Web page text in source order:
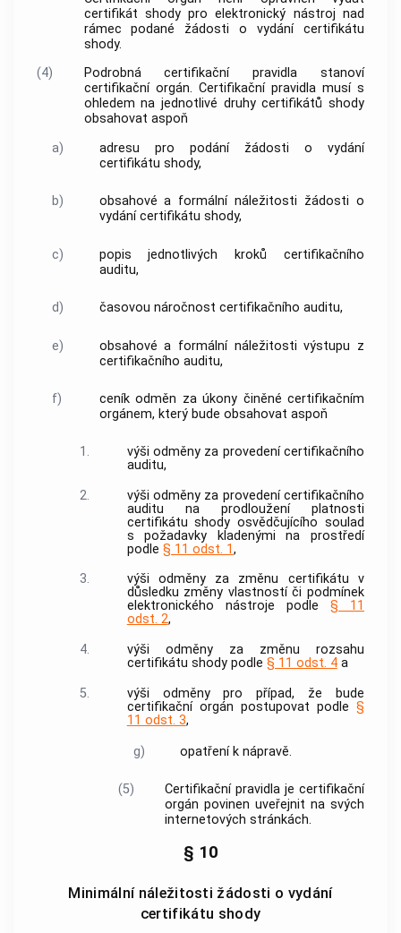
certifikát shody proelektronický nástroj nad
rámec podané žádosti o vydání certifikátu
shody.
(4)
Podrobnácertifikační pravidla stanoví
certifikační orgán. Certifikační pravidlamusí s
ohledem na jednotlivé druhy certifikátů shody
obsahovat aspoň
a)
adresu pro podání žádosti o vydání
certifikátu shody,
b)
obsahové a formální náležitosti žádosti o
vydání certifikátu shody,
c) popis jednotlivých kroků certifikačního
auditu,
d) časovou náročnost certifikačního auditu,
e)
obsahové a formální náležitosti výstupu z
certifikačního auditu,
f)
ceník odměn za úkony činěné certifikačním
orgánem, který bude obsahovat aspoň
1. výši odměny za provedenícertifikačního
auditu,
2.
výši odměny za provedenícertifikačního
auditu na prodloužení platnosti
certifikátu shody osvědčujícího soulad
s požadavky kladenými na prostředí
podle § 11 odst. 1,
3.
výši odměny za změnu certifikátu v
důsledku změny vlastností či podmínek
elektronického nástroje podle § 11
odst. 2,
4.
výši odměny za změnu rozsahu
certifikátu shody podle § 11 odst. 4a
5.
výši odměny pro případ, že bude
certifikační orgán postupovat podle §
11 odst. 3,
g) opatření k nápravě.
(5) Certifikační pravidla je certifikační
orgán povinen uveřejnit na svých
internetových stránkách.
§ 10
Minimální náležitosti žádosti o vydání
certifikátu shody